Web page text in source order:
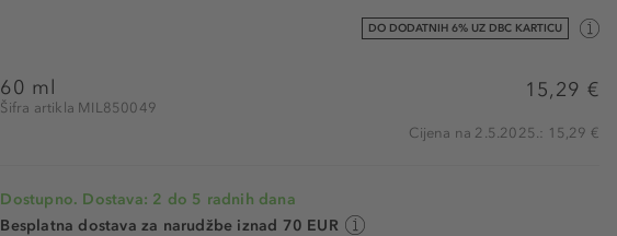
DO DODATNIH 6% UZ DBC KARTICU
60 ml
Šifra artikla MIL850049
15,29 €
Cijena na 2.5.2025.: 15,29 €
Dostupno. Dostava: 2 do 5 radnih dana
Besplatna dostava za narudžbe iznad 70 EUR